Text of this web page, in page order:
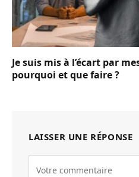
Je suis mis à l’écart par
pourquoi et que faire ?
LAISSER UNE RÉPONSE